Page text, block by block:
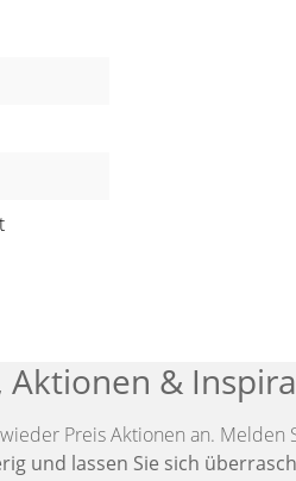
Aktionen &
Preis Aktionen an. Melden
und lassen Sie sich